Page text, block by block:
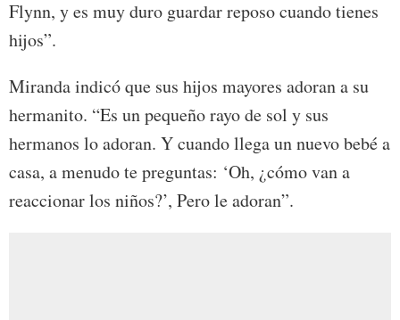
Flynn, y es muy duro guardar reposo cuando tienes
hijos”.
Miranda indicó que sus hijos mayores adoran a su
hermanito. “Es un pequeño rayo de sol y sus
hermanos lo adoran. Y cuando llega un nuevo bebé a
casa, a menudo te preguntas: ‘Oh, ¿cómo van a
reaccionar los niños?’, Pero le adoran”.